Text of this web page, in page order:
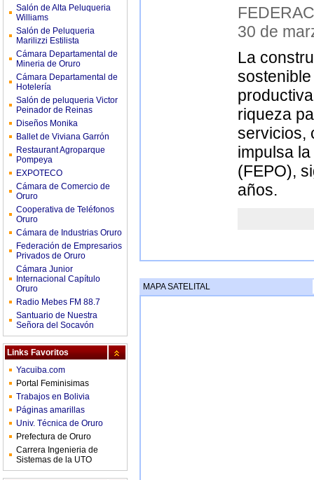
Salón de Alta Peluqueria
Williams
Salón de Peluqueria
Marilizzi Estilista
Cámara Departamental de
Mineria de Oruro
Cámara Departamental de
Hotelería
Salón de peluqueria Victor
Peinador de Reinas
Diseños Monika
Ballet de Viviana Garrón
Restaurant Agroparque
Pompeya
EXPOTECO
Cámara de Comercio de
Oruro
Cooperativa de Teléfonos
Oruro
Cámara de Industrias Oruro
Federación de Empresarios
Privados de Oruro
Cámara Junior
Internacional Capítulo
Oruro
Radio Mebes FM 88.7
Santuario de Nuestra
Señora del Socavón
Links Favoritos
Yacuiba.com
Portal Feminisimas
Trabajos en Bolivia
Páginas amarillas
Univ. Técnica de Oruro
Prefectura de Oruro
Carrera Ingenieria de
Sistemas de la UTO
30 de
La
riqueza
servicios,
impulsa
(FEPO),
años.
MAPA SATELITAL